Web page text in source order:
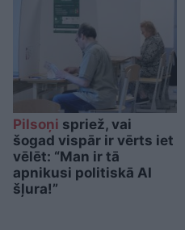
Pilsoņi spriež, vai
šogad vispār ir vērts iet
vēlēt: “Man ir tā
apnikusi politiskā AI
šļura!”